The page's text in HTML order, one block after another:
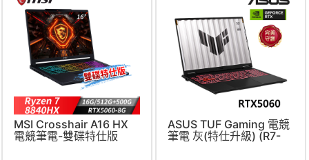
MSI Crosshair A16 HX
電競筆電-雙碟特仕版
ASUS TUF Gaming 電競
筆電 灰(特仕升級) (R7-